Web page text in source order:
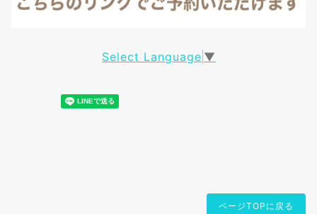
Select Language ▼
ページTOPに戻る